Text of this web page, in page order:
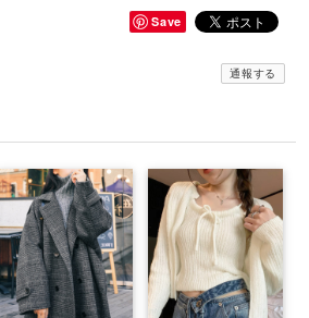
Save
通報する